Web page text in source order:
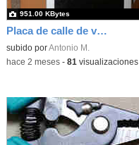
Placa de calle de videoportero comunitario
Contenido educativo.
subido porAntonio M.
951.00 KBytes
-hace 2 meses- 81 visualizaciones